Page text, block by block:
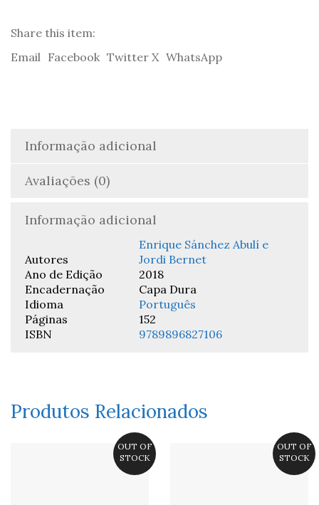
Share this item:
Email Facebook Twitter X WhatsApp
Informação adicional
Avaliações (0)
Informação adicional
Autores
Enrique Sánchez Abulí e
Jordi Bernet
Ano de Edição
2018
Encadernação
Capa Dura
Idioma
Português
Páginas
152
ISBN
9789896827106
Produtos Relacionados
OUT OF
STOCK
OUT OF
STOCK